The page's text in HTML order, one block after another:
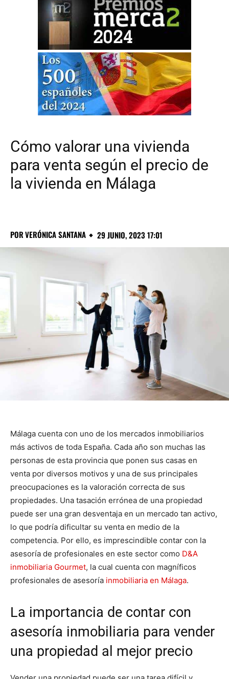
Cómo valorar una vivienda
para venta según el precio de
la vivienda en Málaga
PORVERÓNICA SANTANA 29 JUNIO, 2023 17:01
Málaga cuenta con uno de los mercados inmobiliarios
más activos de toda España. Cada año son muchas las
personas de esta provincia que ponen sus casas en
venta por diversos motivos y una de sus principales
preocupaciones es la valoración correcta de sus
propiedades. Una tasación errónea de una propiedad
puede ser una gran desventaja en un mercado tan activo,
lo que podría dificultar su venta en medio de la
competencia. Por ello, es imprescindible contar con la
asesoría de profesionales en este sector como D&A
inmobiliaria Gourmet, la cual cuenta con magníficos
profesionales de asesoría inmobiliaria en Málaga.
La importancia de contar con
asesoría inmobiliaria para vender
una propiedad al mejor precio